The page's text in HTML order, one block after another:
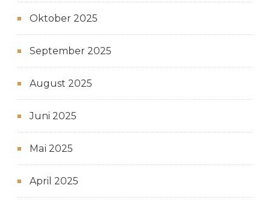
Oktober 2025
September 2025
August 2025
Juni 2025
Mai 2025
April 2025